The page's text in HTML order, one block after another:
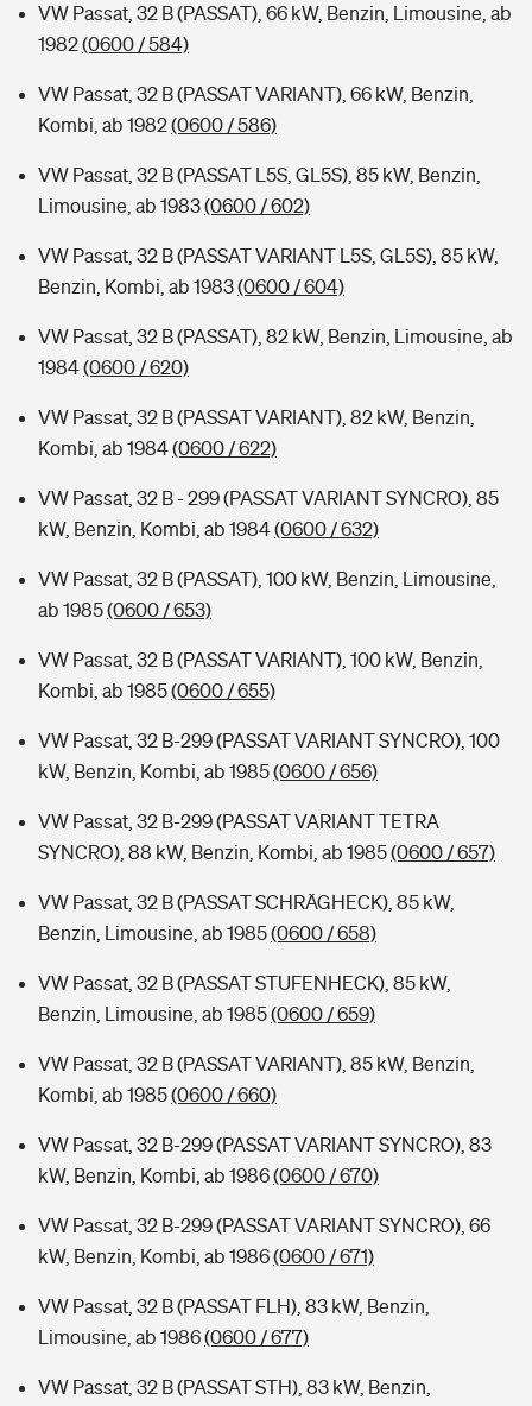
VW Passat, 32 B (PASSAT), 66 kW, Benzin, Limousine, ab
1982(0600 / 584)
VW Passat, 32 B (PASSAT VARIANT), 66 kW, Benzin,
Kombi, ab 1982(0600 / 586)
VW Passat, 32 B (PASSAT L5S, GL5S), 85 kW, Benzin,
Limousine, ab 1983(0600 / 602)
VW Passat, 32 B (PASSAT VARIANT L5S, GL5S), 85 kW,
Benzin, Kombi, ab 1983(0600 / 604)
VW Passat, 32 B (PASSAT), 82 kW, Benzin, Limousine, ab
1984(0600 / 620)
VW Passat, 32 B (PASSAT VARIANT), 82 kW, Benzin,
Kombi, ab 1984(0600 / 622)
VW Passat, 32 B - 299 (PASSAT VARIANT SYNCRO), 85
kW, Benzin, Kombi, ab 1984(0600 / 632)
VW Passat, 32 B (PASSAT), 100 kW, Benzin, Limousine,
ab 1985(0600 / 653)
VW Passat, 32 B (PASSAT VARIANT), 100 kW, Benzin,
Kombi, ab 1985(0600 / 655)
VW Passat, 32 B-299 (PASSAT VARIANT SYNCRO), 100
kW, Benzin, Kombi, ab 1985(0600 / 656)
VW Passat, 32 B-299 (PASSAT VARIANT TETRA
SYNCRO), 88 kW, Benzin, Kombi, ab 1985(0600 / 657)
VW Passat, 32 B (PASSAT SCHRÄGHECK), 85 kW,
Benzin, Limousine, ab 1985(0600 / 658)
VW Passat, 32 B (PASSAT STUFENHECK), 85 kW,
Benzin, Limousine, ab 1985(0600 / 659)
VW Passat, 32 B (PASSAT VARIANT), 85 kW, Benzin,
Kombi, ab 1985(0600 / 660)
VW Passat, 32 B-299 (PASSAT VARIANT SYNCRO), 83
kW, Benzin, Kombi, ab 1986(0600 / 670)
VW Passat, 32 B-299 (PASSAT VARIANT SYNCRO), 66
kW, Benzin, Kombi, ab 1986(0600 / 671)
VW Passat, 32 B (PASSAT FLH), 83 kW, Benzin,
Limousine, ab 1986(0600 / 677)
VW Passat, 32 B (PASSAT STH), 83 kW, Benzin,